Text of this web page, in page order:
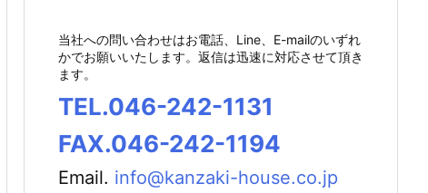
ー
当社への問い合わせはお電話、Line、E-mailのいずれ
かでお願いいたします。返信は迅速に対応させて頂き
ます。
TEL.046-242-1131
FAX.046-242-1194
Email. info@kanzaki-house.co.jp